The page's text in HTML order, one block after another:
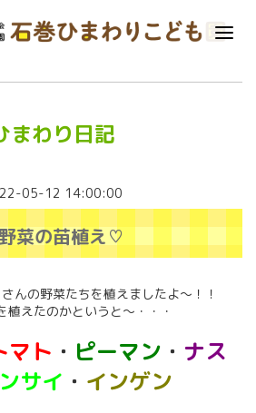
まわり日記
05-12 14:00:00
菜の苗植え♡
んの野菜たちを植えましたよ～！！
植えたのかというと～・・・
マト ・ ピーマン ・ ナス
サイ ・ インゲン